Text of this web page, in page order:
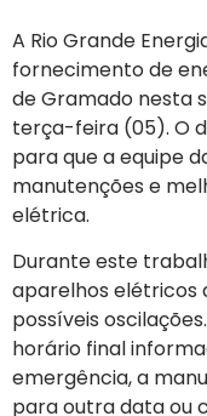
A Rio Grande
fornecimento de
de Gramado nesta
terça-feira (05). O
para que a equipe
manutenções e
elétrica.
Durante este
aparelhos
possíveis
horário final
emergência, a
para outra data ou